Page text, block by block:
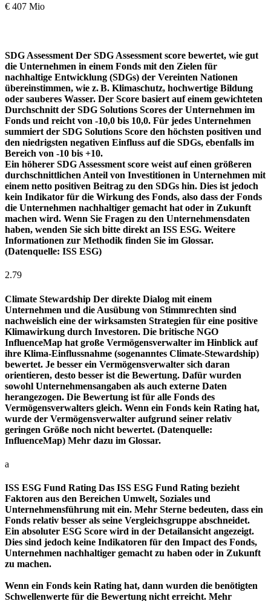
€ 407 Mio
SDG Assessment Der SDG Assessment score bewertet, wie gut
die Unternehmen in einem Fonds mit den Zielen für
nachhaltige Entwicklung (SDGs) der Vereinten Nationen
übereinstimmen, wie z. B. Klimaschutz, hochwertige Bildung
oder sauberes Wasser. Der Score basiert auf einem gewichteten
Durchschnitt der SDG Solutions Scores der Unternehmen im
Fonds und reicht von -10,0 bis 10,0. Für jedes Unternehmen
summiert der SDG Solutions Score den höchsten positiven und
den niedrigsten negativen Einfluss auf die SDGs, ebenfalls im
Bereich von -10 bis +10.
Ein höherer SDG Assessment score weist auf einen größeren
durchschnittlichen Anteil von Investitionen in Unternehmen mit
einem netto positiven Beitrag zu den SDGs hin. Dies ist jedoch
kein Indikator für die Wirkung des Fonds, also dass der Fonds
die Unternehmen nachhaltiger gemacht hat oder in Zukunft
machen wird. Wenn Sie Fragen zu den Unternehmensdaten
haben, wenden Sie sich bitte direkt an ISS ESG. Weitere
Informationen zur Methodik finden Sie im Glossar.
(Datenquelle: ISS ESG)
2.79
Climate Stewardship Der direkte Dialog mit einem
Unternehmen und die Ausübung von Stimmrechten sind
nachweislich eine der wirksamsten Strategien für eine positive
Klimawirkung durch Investoren. Die britische NGO
InfluenceMap hat große Vermögensverwalter im Hinblick auf
ihre Klima-Einflussnahme (sogenanntes Climate-Stewardship)
bewertet. Je besser ein Vermögensverwalter sich daran
orientieren, desto besser ist die Bewertung. Dafür wurden
sowohl Unternehmensangaben als auch externe Daten
herangezogen. Die Bewertung ist für alle Fonds des
Vermögensverwalters gleich. Wenn ein Fonds kein Rating hat,
wurde der Vermögensverwalter aufgrund seiner relativ
geringen Größe noch nicht bewertet. (Datenquelle:
InfluenceMap) Mehr dazu im Glossar.
a
ISS ESG Fund Rating Das ISS ESG Fund Rating bezieht
Faktoren aus den Bereichen Umwelt, Soziales und
Unternehmensführung mit ein. Mehr Sterne bedeuten, dass ein
Fonds relativ besser als seine Vergleichsgruppe abschneidet.
Ein absoluter ESG Score wird in der Detailansicht angezeigt.
Dies sind jedoch keine Indikatoren für den Impact des Fonds,
Unternehmen nachhaltiger gemacht zu haben oder in Zukunft
zu machen.
Wenn ein Fonds kein Rating hat, dann wurden die benötigten
Schwellenwerte für die Bewertung nicht erreicht. Mehr